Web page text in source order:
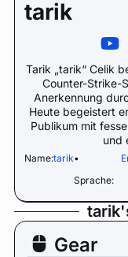
tarik
Tarik „tarik“ Celik
Counter-Strike-
Anerkennung
Heute begeistert
Publikum mit
und
Name:tarik•
Sprache:
Gear